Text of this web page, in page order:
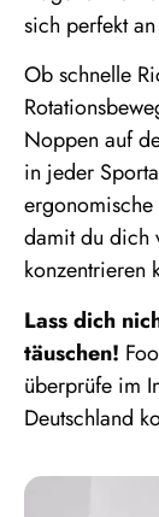
sich perfekt
Ob schnelle
Noppen auf
in jeder
ergonomische
damit du dich
konzentrieren
Lass dich
täuschen!
überprüfe im
Deutschland